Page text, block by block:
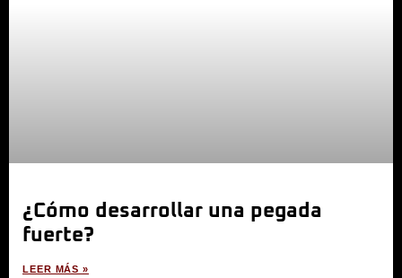
¿Cómo desarrollar una pegada
fuerte?
LEER MÁS »